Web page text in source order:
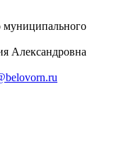
муниципального
Александровна